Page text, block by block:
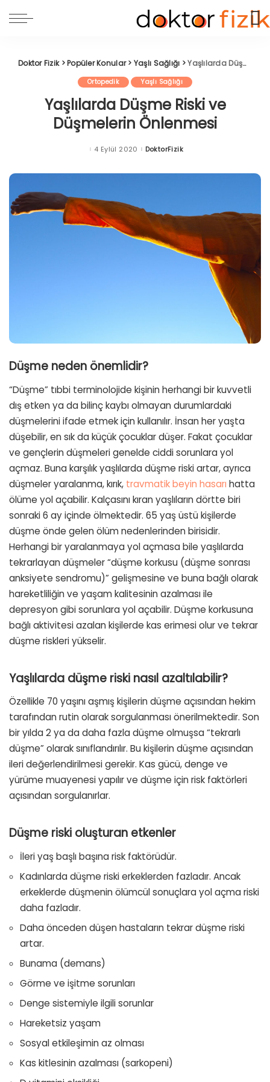
Doktor Fizik>Popüler Konular> Yaşlı Sağlığı >Yaşlılarda Düşme Riski ve Düşmelerin Önlenmesi
Ortopedik Yaşlı Sağlığı
Yaşlılarda Düşme Riski ve
Düşmelerin Önlenmesi
4 Eylül 2020 Posted
DoktorFizik
Düşme neden önemlidir?
“Düşme” tıbbi terminolojide kişinin herhangi bir kuvvetli
dış etken ya da bilinç kaybı olmayan durumlardaki
düşmelerini ifade etmek için kullanılır. İnsan her yaşta
düşebilir, en sık da küçük çocuklar düşer. Fakat çocuklar
ve gençlerin düşmeleri genelde ciddi sorunlara yol
açmaz. Buna karşılık yaşlılarda düşme riski artar, ayrıca
düşmeler yaralanma, kırık, travmatik beyin hasarı hatta
ölüme yol açabilir. Kalçasını kıran yaşlıların dörtte biri
sonraki 6 ay içinde ölmektedir. 65 yaş üstü kişilerde
düşme önde gelen ölüm nedenlerinden birisidir.
Herhangi bir yaralanmaya yol açmasa bile yaşlılarda
tekrarlayan düşmeler “düşme korkusu (düşme sonrası
anksiyete sendromu)” gelişmesine ve buna bağlı olarak
hareketliliğin ve yaşam kalitesinin azalması ile
depresyon gibi sorunlara yol açabilir. Düşme korkusuna
bağlı aktivitesi azalan kişilerde kas erimesi olur ve tekrar
düşme riskleri yükselir.
Yaşlılarda düşme riski nasıl azaltılabilir?
Özellikle 70 yaşını aşmış kişilerin düşme açısından hekim
tarafından rutin olarak sorgulanması önerilmektedir. Son
bir yılda 2 ya da daha fazla düşme olmuşsa “tekrarlı
düşme” olarak sınıflandırılır. Bu kişilerin düşme açısından
ileri değerlendirilmesi gerekir. Kas gücü, denge ve
yürüme muayenesi yapılır ve düşme için risk faktörleri
açısından sorgulanırlar.
Düşme riski oluşturan etkenler
İleri yaş başlı başına risk faktörüdür.
Kadınlarda düşme riski erkeklerden fazladır. Ancak
erkeklerde düşmenin ölümcül sonuçlara yol açma riski
daha fazladır.
Daha önceden düşen hastaların tekrar düşme riski
artar.
Bunama (demans)
Görme ve işitme sorunları
Denge sistemiyle ilgili sorunlar
Hareketsiz yaşam
Sosyal etkileşimin az olması
Kas kitlesinin azalması (sarkopeni)